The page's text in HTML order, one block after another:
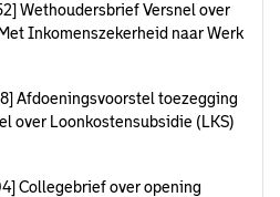
Wethoudersbrief Versnel over
Inkomenszekerheid naar Werk
Afdoeningsvoorstel toezegging
over Loonkostensubsidie (LKS)
Collegebrief over opening